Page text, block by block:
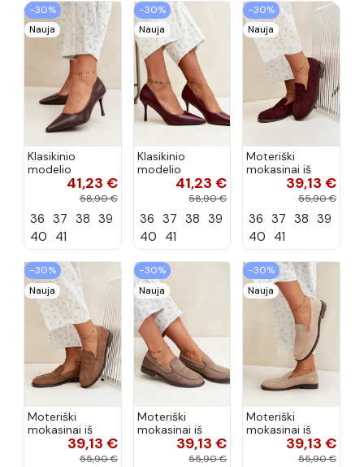
−30%
Nauja
Klasikinio
modelio
aukštakulniai
šokolado
spalvos Nesha
41,23 €
58,90 €
36 37 38 39
40 41
−30%
Nauja
Klasikinio
modelio
aukštakulniai
bordo spalvos
Nesha
41,23 €
58,90 €
36 37 38 39
40 41
−30%
Nauja
Moteriški
mokasinai iš
dirbtinės
zomšos, bordo
39,13 €
55,90 €
36 37 38 39
40 41
−30%
Nauja
Moteriški
mokasinai iš
dirbtinės
zomšos, rudos
39,13 €
55,90 €
−30%
Nauja
Moteriški
mokasinai iš
dirbtinės
zomšos, molio
39,13 €
55,90 €
−30%
Nauja
Moteriški
mokasinai iš
dirbtinės
zomšos, smėlio
39,13 €
55,90 €